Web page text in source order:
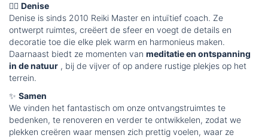
🧘‍♀️ Denise
Denise is sinds 2010 Reiki Master en intuïtief coach. Ze
ontwerpt ruimtes, creëert de sfeer en voegt de details en
decoratie toe die elke plek warm en harmonieus maken.
Daarnaast biedt ze momenten van meditatie en ontspanning
in de natuur , bij de vijver of op andere rustige plekjes op het
terrein.
✨ Samen
We vinden het fantastisch om onze ontvangstruimtes te
bedenken, te renoveren en verder te ontwikkelen, zodat we
plekken creëren waar mensen zich prettig voelen, waar ze